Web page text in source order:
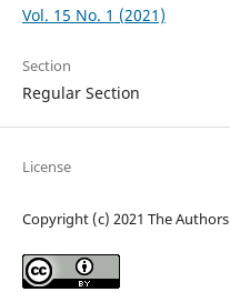
Vol. 15 No. 1 (2021)
Section
Regular Section
License
Copyright (c) 2021 The Authors